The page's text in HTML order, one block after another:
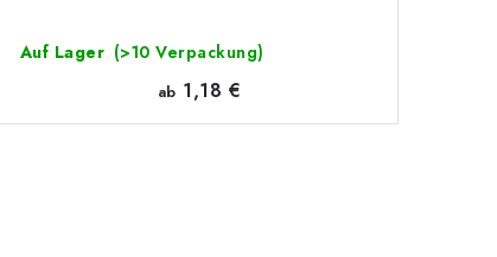
Auf Lager (>10 Verpackung)
ab 1,18 €